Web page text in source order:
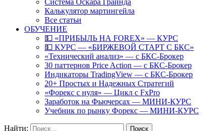
Система Оскара Грайнда
Калькулятор мартингейла
Все статьи
ОБУЧЕНИЕ
💵 «ПРИБЫЛЬ НА FOREX» — КУРС
💵 КУРС — «БИРЖЕВОЙ СТАРТ С БКС»
«Технический анализ» — с БКС-Брокер
30 паттернов Price Action — с БКС-Брокер
Индикаторы TradingView — с БКС-Брокер
20+ Простых и Надежных Стратегий
«Форекс с нуля» — Цикл с FxPro
Заработок на Фьючерсах — МИНИ-КУРС
Учебник по рынку Форекс — МИНИ-КУРС
Найти: